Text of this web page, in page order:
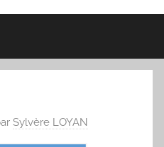
Sylvère LOYAN